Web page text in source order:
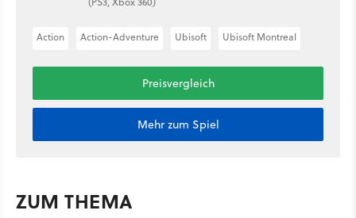
Action Action-Adventure Ubisoft Ubisoft Montreal
Preisvergleich
Mehr zum Spiel
ZUM THEMA